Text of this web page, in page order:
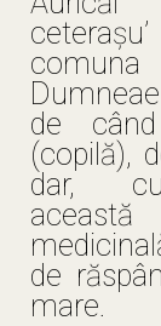
de
(copilă),
dar,
de
mare.